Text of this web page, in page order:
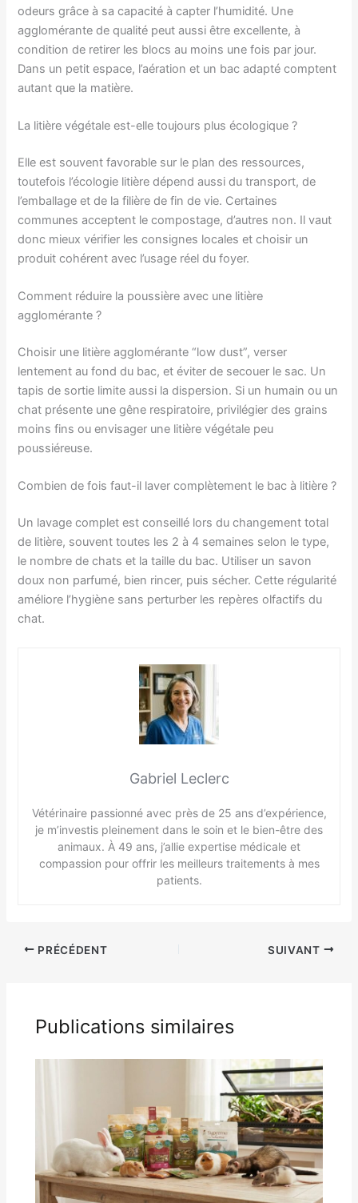
odeurs grâce à sa capacité à capter l’humidité. Une
agglomérante de qualité peut aussi être excellente, à
condition de retirer les blocs au moins une fois par jour.
Dans un petit espace, l’aération et un bac adapté comptent
autant que la matière.
La litière végétale est-elle toujours plus écologique ?
Elle est souvent favorable sur le plan des ressources,
toutefois l’écologie litière dépend aussi du transport, de
l’emballage et de la filière de fin de vie. Certaines
communes acceptent le compostage, d’autres non. Il vaut
donc mieux vérifier les consignes locales et choisir un
produit cohérent avec l’usage réel du foyer.
Comment réduire la poussière avec une litière
agglomérante ?
Choisir une litière agglomérante “low dust”, verser
lentement au fond du bac, et éviter de secouer le sac. Un
tapis de sortie limite aussi la dispersion. Si un humain ou un
chat présente une gêne respiratoire, privilégier des grains
moins fins ou envisager une litière végétale peu
poussiéreuse.
Combien de fois faut-il laver complètement le bac à litière ?
Un lavage complet est conseillé lors du changement total
de litière, souvent toutes les 2 à 4 semaines selon le type,
le nombre de chats et la taille du bac. Utiliser un savon
doux non parfumé, bien rincer, puis sécher. Cette régularité
améliore l’hygiène sans perturber les repères olfactifs du
chat.
Gabriel Leclerc
Vétérinaire passionné avec près de 25 ans d’expérience,
je m’investis pleinement dans le soin et le bien-être des
animaux. À 49 ans, j’allie expertise médicale et
compassion pour offrir les meilleurs traitements à mes
patients.
PRÉCÉDENT SUIVANT
Publications similaires